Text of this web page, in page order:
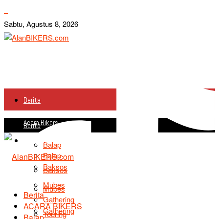
Sabtu, Agustus 8, 2026
Berita
Acara Bikers
Balap
Baksos
Mubes
Gathering
Berita
Acara Bikers
Balap
Baksos
Mubes
Gathering
Touring
Berita
ACARA BIKERS